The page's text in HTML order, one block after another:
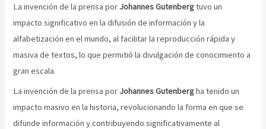
La invención de la prensa por Johannes Gutenbergtuvo un
impacto significativo en la difusión de información y la
alfabetización en el mundo, al facilitar la reproducción rápida y
masiva de textos, lo que permitió la divulgación de conocimiento a
gran escala.
La invención de la prensa por Johannes Gutenbergha tenido un
impacto masivo en la historia, revolucionando la forma en que se
difunde información y contribuyendo significativamente al